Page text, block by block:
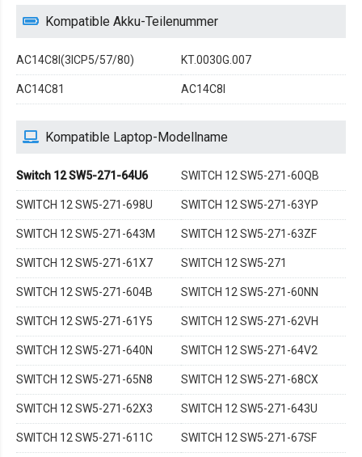
Kompatible Akku-Teilenummer
AC14C8I(3ICP5/57/80) KT.0030G.007
AC14C81 AC14C8I
Kompatible Laptop-Modellname
Switch 12 SW5-271-64U6 SWITCH 12 SW5-271-60QB
SWITCH 12 SW5-271-698U SWITCH 12 SW5-271-63YP
SWITCH 12 SW5-271-643M SWITCH 12 SW5-271-63ZF
SWITCH 12 SW5-271-61X7 SWITCH 12 SW5-271
SWITCH 12 SW5-271-604B SWITCH 12 SW5-271-60NN
SWITCH 12 SW5-271-61Y5 SWITCH 12 SW5-271-62VH
SWITCH 12 SW5-271-640N SWITCH 12 SW5-271-64V2
SWITCH 12 SW5-271-65N8 SWITCH 12 SW5-271-68CX
SWITCH 12 SW5-271-62X3 SWITCH 12 SW5-271-643U
SWITCH 12 SW5-271-611C SWITCH 12 SW5-271-67SF